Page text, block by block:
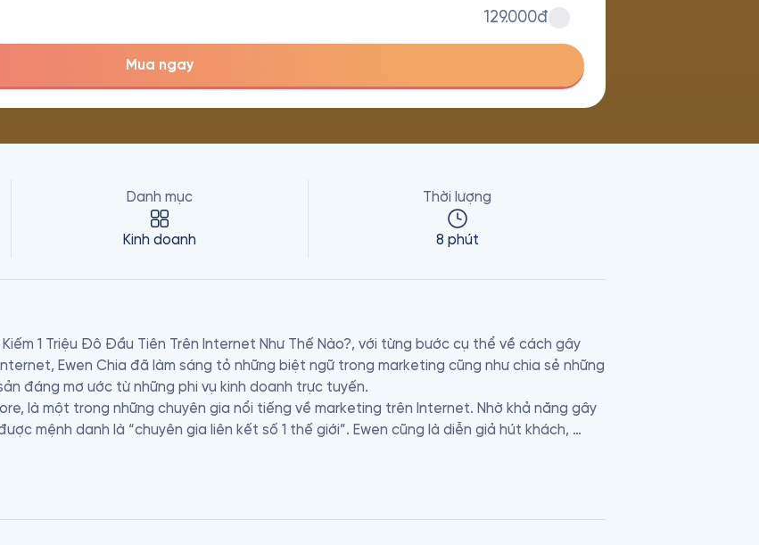
129.000đ
Mua ngay
Danh mục
Kinh doanh
Thời lượng
8 phút
1 Triệu Đô Đầu Tiên Trên Internet Như Thế Nào?, với từng bước cụ thể về cách gây
Ewen Chia đã làm sáng tỏ những biệt ngữ trong marketing cũng như chia sẻ những
đáng mơ ước từ những phi vụ kinh doanh trực tuyến.
là một trong những chuyên gia nổi tiếng về marketing trên Internet. Nhờ khả năng gây
mệnh danh là “chuyên gia liên kết số 1 thế giới”. Ewen cũng là diễn giả hút khách,
trên Internet với các doanh nhân mới trên toàn thế giới.